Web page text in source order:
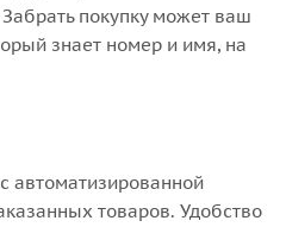
покупку может ваш
знает номер и имя, на
автоматизированной
товаров. Удобство